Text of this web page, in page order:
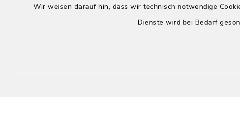
Wir weisen darauf hin, dass wir technisch notwendige
Dienste wird bei Bedarf